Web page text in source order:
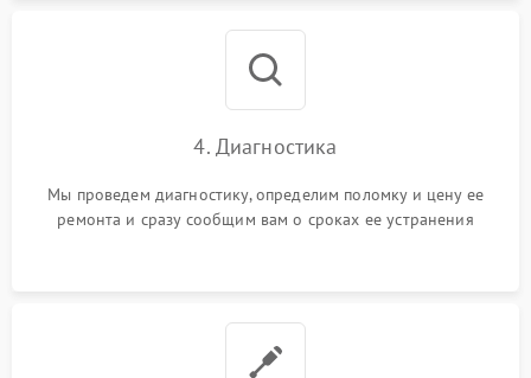
4. Диагностика
Мы проведем диагностику, определим поломку и цену ее
ремонта и сразу сообщим вам о сроках ее устранения